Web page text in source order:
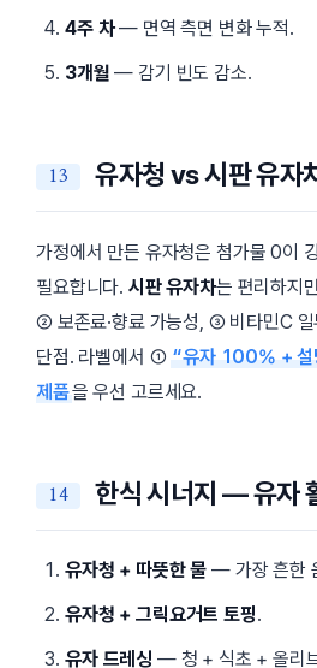
4주 차— 면역 측면 변화 누적.
3개월 — 감기 빈도 감소.
유자청 vs 시판 유자
가정에서 만든 유자청은 첨가물 0이
필요합니다. 시판 유자차는 편리하지
② 보존료·향료 가능성, ③ 비타민C 일
단점. 라벨에서 ① “유자 100% + 설
제품을 우선 고르세요.
한식 시너지 — 유자
유자청 + 따뜻한 물 — 가장 흔한
유자청 + 그릭요거트 토핑.
유자 드레싱 — 청 + 식초 + 올리